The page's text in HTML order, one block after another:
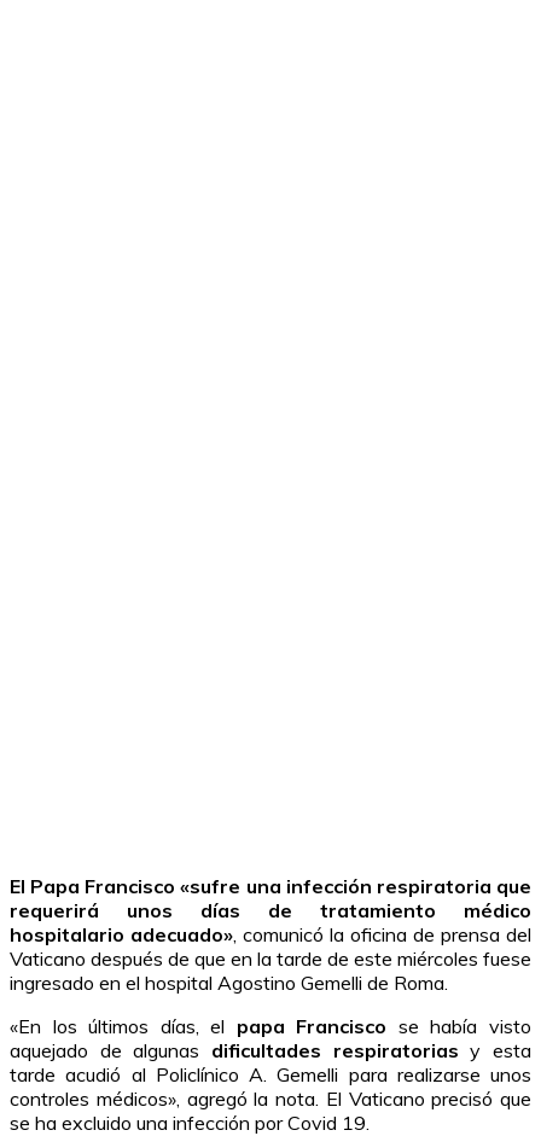
El Papa Francisco «sufre una infección respiratoria que
requerirá unos días de tratamiento médico
hospitalario adecuado» , comunicó la oficina de prensa del
Vaticano después de que en la tarde de este miércoles fuese
ingresado en el hospital Agostino Gemelli de Roma.
«En los últimos días, el papa Francisco se había visto
aquejado de algunas dificultades respiratorias y esta
tarde acudió al Policlínico A. Gemelli para realizarse unos
controles médicos», agregó la nota. El Vaticano precisó que
se ha excluido una infección por Covid 19.